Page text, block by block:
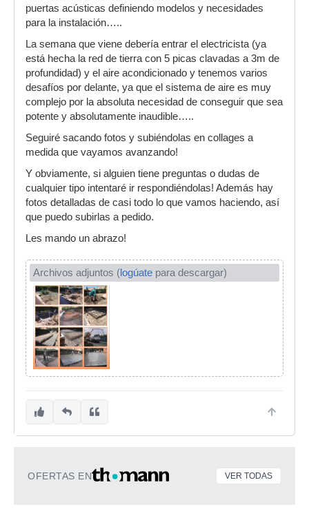
puertas acústicas definiendo modelos y necesidades
para la instalación…..
La semana que viene debería entrar el electricista (ya
está hecha la red de tierra con 5 picas clavadas a 3m de
profundidad) y el aire acondicionado y tenemos varios
desafíos por delante, ya que el sistema de aire es muy
complejo por la absoluta necesidad de conseguir que sea
potente y absolutamente inaudible…..
Seguiré sacando fotos y subiéndolas en collages a
medida que vayamos avanzando!
Y obviamente, si alguien tiene preguntas o dudas de
cualquier tipo intentaré ir respondiéndolas! Además hay
fotos detalladas de casi todo lo que vamos haciendo, así
que puedo subirlas a pedido.
Les mando un abrazo!
Archivos adjuntos (logúate para descargar)
OFERTAS EN VER TODAS